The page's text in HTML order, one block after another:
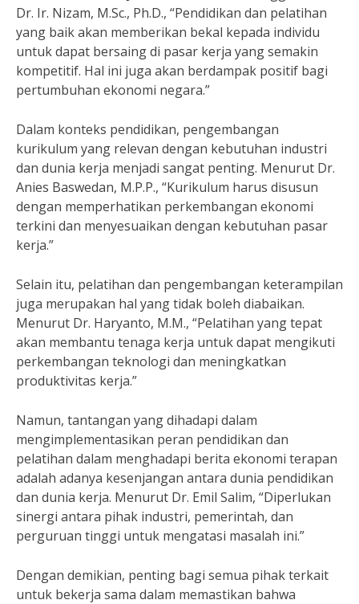
Dr. Ir. Nizam, M.Sc., Ph.D., “Pendidikan dan pelatihan
yang baik akan memberikan bekal kepada individu
untuk dapat bersaing di pasar kerja yang semakin
kompetitif. Hal ini juga akan berdampak positif bagi
pertumbuhan ekonomi negara.”
Dalam konteks pendidikan, pengembangan
kurikulum yang relevan dengan kebutuhan industri
dan dunia kerja menjadi sangat penting. Menurut Dr.
Anies Baswedan, M.P.P., “Kurikulum harus disusun
dengan memperhatikan perkembangan ekonomi
terkini dan menyesuaikan dengan kebutuhan pasar
kerja.”
Selain itu, pelatihan dan pengembangan keterampilan
juga merupakan hal yang tidak boleh diabaikan.
Menurut Dr. Haryanto, M.M., “Pelatihan yang tepat
akan membantu tenaga kerja untuk dapat mengikuti
perkembangan teknologi dan meningkatkan
produktivitas kerja.”
Namun, tantangan yang dihadapi dalam
mengimplementasikan peran pendidikan dan
pelatihan dalam menghadapi berita ekonomi terapan
adalah adanya kesenjangan antara dunia pendidikan
dan dunia kerja. Menurut Dr. Emil Salim, “Diperlukan
sinergi antara pihak industri, pemerintah, dan
perguruan tinggi untuk mengatasi masalah ini.”
Dengan demikian, penting bagi semua pihak terkait
untuk bekerja sama dalam memastikan bahwa